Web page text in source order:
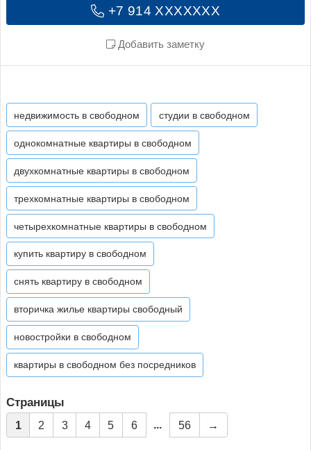
+7 914 XXXXXXX
Добавить заметку
недвижимость в свободном студии в свободном
однокомнатные квартиры в свободном
двухкомнатные квартиры в свободном
трехкомнатные квартиры в свободном
четырехкомнатные квартиры в свободном
купить квартиру в свободном
снять квартиру в свободном
вторичка жилье квартиры свободный
новостройки в свободном
квартиры в свободном без посредников
Страницы
1 2 3 4 5 6 ... 56 →